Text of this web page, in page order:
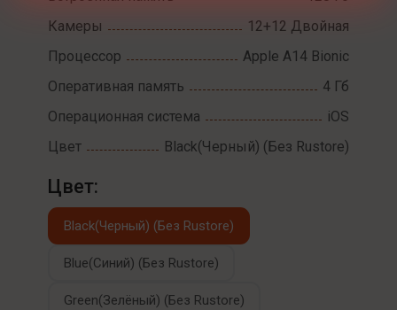
Камеры
12+12 Двойная
Процессор
Apple A14 Bionic
Оперативная память
4 Гб
Операционная система
iOS
Цвет
Black(Черный) (Без Rustore)
Цвет:
Black(Черный) (Без Rustore)
Blue(Синий) (Без Rustore)
Green(Зелёный) (Без Rustore)